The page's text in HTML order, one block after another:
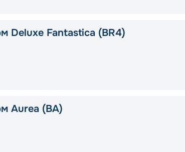
Deluxe Fantastica (BR4)
Aurea (BA)